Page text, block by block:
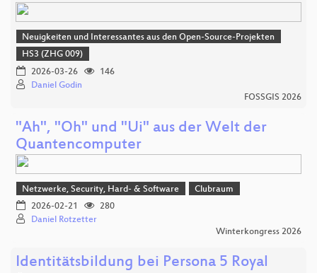
Neuigkeiten und Interessantes aus den Open-Source-Projekten
HS3 (ZHG 009)
2026-03-26
146
Daniel Godin
FOSSGIS 2026
"Ah", "Oh" und "Ui" aus der Welt der
Quantencomputer
Netzwerke, Security, Hard- & Software
Clubraum
2026-02-21
280
Daniel Rotzetter
Winterkongress 2026
Identitätsbildung bei Persona 5 Royal